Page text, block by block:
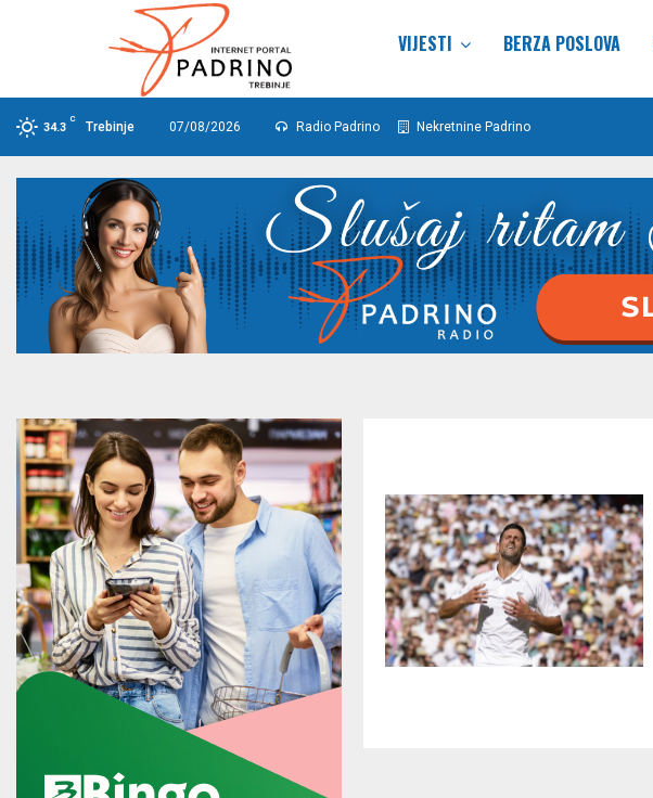
VIJESTI BERZA POSLOVA
34.3
C
Trebinje 07/08/2026 Radio Padrino Nekretnine Padrino